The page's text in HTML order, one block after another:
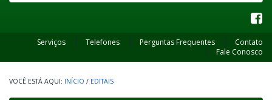
Serviços Telefones Perguntas Frequentes
Contato
Fale Conosco
INÍCIO / EDITAIS